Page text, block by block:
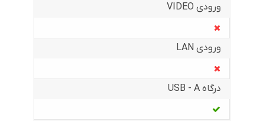
ورودی VIDEO
ورودی LAN
درگاه USB - A